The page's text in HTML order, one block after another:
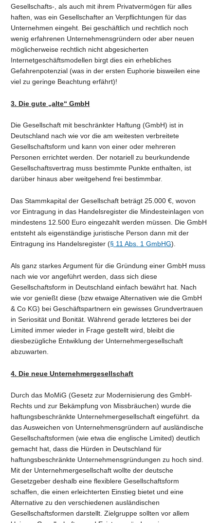
Gesellschafts-, als auch mit ihrem Privatvermögen für alles
haften, was ein Gesellschafter an Verpflichtungen für das
Unternehmen eingeht. Bei geschäftlich und rechtlich noch
wenig erfahrenen Unternehmensgründern oder aber neuen
möglicherweise rechtlich nicht abgesicherten
Internetgeschäftsmodellen birgt dies ein erhebliches
Gefahrenpotenzial (was in der ersten Euphorie bisweilen eine
viel zu geringe Beachtung erfährt)!
3. Die gute „alte“ GmbH
Die Gesellschaft mit beschränkter Haftung (GmbH) ist in
Deutschland nach wie vor die am weitesten verbreitete
Gesellschaftsform und kann von einer oder mehreren
Personen errichtet werden. Der notariell zu beurkundende
Gesellschaftsvertrag muss bestimmte Punkte enthalten, ist
darüber hinaus aber weitgehend frei bestimmbar.
Das Stammkapital der Gesellschaft beträgt 25.000 €, wovon
vor Eintragung in das Handelsregister die Mindesteinlagen von
mindestens 12.500 Euro eingezahlt werden müssen. Die GmbH
entsteht als eigenständige juristische Person dann mit der
Eintragung ins Handelsregister (§ 11 Abs. 1 GmbHG).
Als ganz starkes Argument für die Gründung einer GmbH muss
nach wie vor angeführt werden, dass sich diese
Gesellschaftsform in Deutschland einfach bewährt hat. Nach
wie vor genießt diese (bzw etwaige Alternativen wie die GmbH
& Co KG) bei Geschäftspartnern ein gewisses Grundvertrauen
in Seriosität und Bonität. Während gerade letzteres bei der
Limited immer wieder in Frage gestellt wird, bleibt die
diesbezügliche Entwiklung der Unternehmergesellschaft
abzuwarten.
4. Die neue Unternehmergesellschaft
Durch das MoMiG (Gesetz zur Modernisierung des GmbH-
Rechts und zur Bekämpfung von Missbräuchen) wurde die
haftungsbeschränkte Unternehmergesellschaft eingeführt. da
das Ausweichen von Unternehmensgründern auf ausländische
Gesellschaftsformen (wie etwa die englische Limited) deutlich
gemacht hat, dass die Hürden in Deutschland für
haftungsbeschränkte Unternehmensgründungen zu hoch sind.
Mit der Unternehmergesellschaft wollte der deutsche
Gesetzgeber deshalb eine flexiblere Gesellschaftsform
schaffen, die einen erleichterten Einstieg bietet und eine
Alternative zu den verschiedenen ausländischen
Gesellschaftsformen darstellt. Zielgruppe sollten vor allem